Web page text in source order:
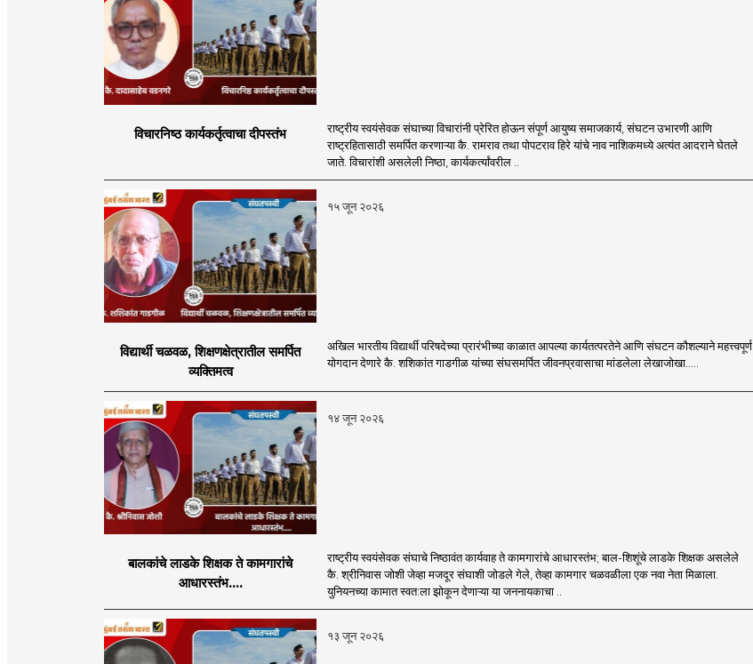
विचारनिष्ठ कार्यकर्तृत्वाचा दीपस्तंभ
राष्ट्रीय स्वयंसेवक संघाच्या विचारांनी प्रेरित होऊन संपूर्ण आयुष्य समाजकार्य, संघटन उभारणी आणि
राष्ट्रहितासाठी समर्पित करणाऱ्या कै. रामराव तथा पोपटराव हिरे यांचे नाव नाशिकमध्ये अत्यंत आदराने घेतले
जाते. विचारांशी असलेली निष्ठा, कार्यकर्त्यांवरील ..
१५ जून २०२६
विद्यार्थी चळवळ, शिक्षणक्षेत्रातील समर्पित
व्यक्तिमत्व
अखिल भारतीय विद्यार्थी परिषदेच्या प्रारंभीच्या काळात आपल्या कार्यतत्परतेने आणि संघटन कौशल्याने महत्त्वपूर्ण
योगदान देणारे कै. शशिकांत गाडगीळ यांच्या संघसमर्पित जीवनप्रवासाचा मांडलेला लेखाजोखा.....
१४ जून २०२६
बालकांचे लाडके शिक्षक ते कामगारांचे
आधारस्तंभ....
राष्ट्रीय स्वयंसेवक संघाचे निष्ठावंत कार्यवाह ते कामगारांचे आधारस्तंभ; बाल-शिशूंचे लाडके शिक्षक असलेले
कै. श्रीनिवास जोशी जेव्हा मजदूर संघाशी जोडले गेले, तेव्हा कामगार चळवळीला एक नवा नेता मिळाला.
युनियनच्या कामात स्वत:ला झोकून देणाऱ्या या जननायकाचा ..
१३ जून २०२६